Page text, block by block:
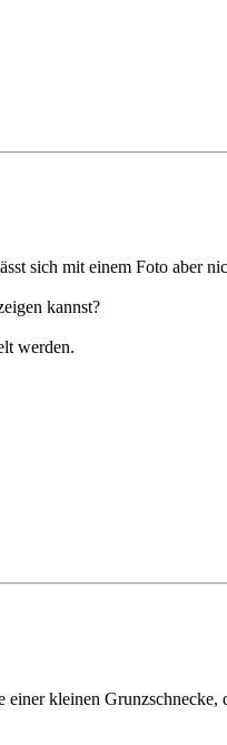
sich mit einem Foto aber
kannst?
werden.
kleinen